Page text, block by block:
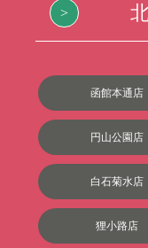
函館本通店
円山公園店
白石菊水店
狸小路店